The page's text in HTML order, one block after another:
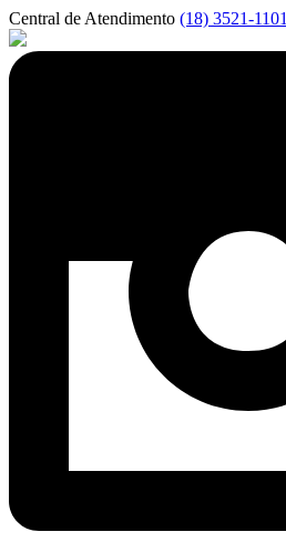
Central de Atendimento (18) 3521-1101